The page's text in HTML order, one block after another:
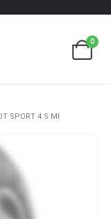
0
SPORT 4 S MI